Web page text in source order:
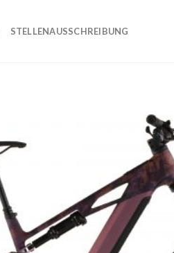
STELLENAUSSCHREIBUNG